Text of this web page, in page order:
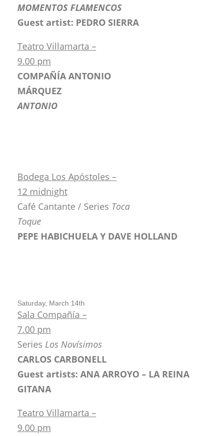
MOMENTOS FLAMENCOS
Guest artist: PEDRO SIERRA
Teatro Villamarta –
9.00 pm
COMPAÑÍA ANTONIO
MÁRQUEZ
ANTONIO
Bodega Los Apóstoles –
12 midnight
Café Cantante / Series Toca
Toque
PEPE HABICHUELA Y DAVE HOLLAND
Saturday, March 14th
Sala Compañía –
7.00 pm
Series Los Novísimos
CARLOS CARBONELL
Guest artists: ANA ARROYO – LA REINA
GITANA
Teatro Villamarta –
9.00 pm